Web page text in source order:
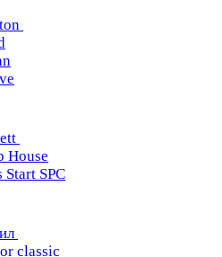
House
Start SPC
classic